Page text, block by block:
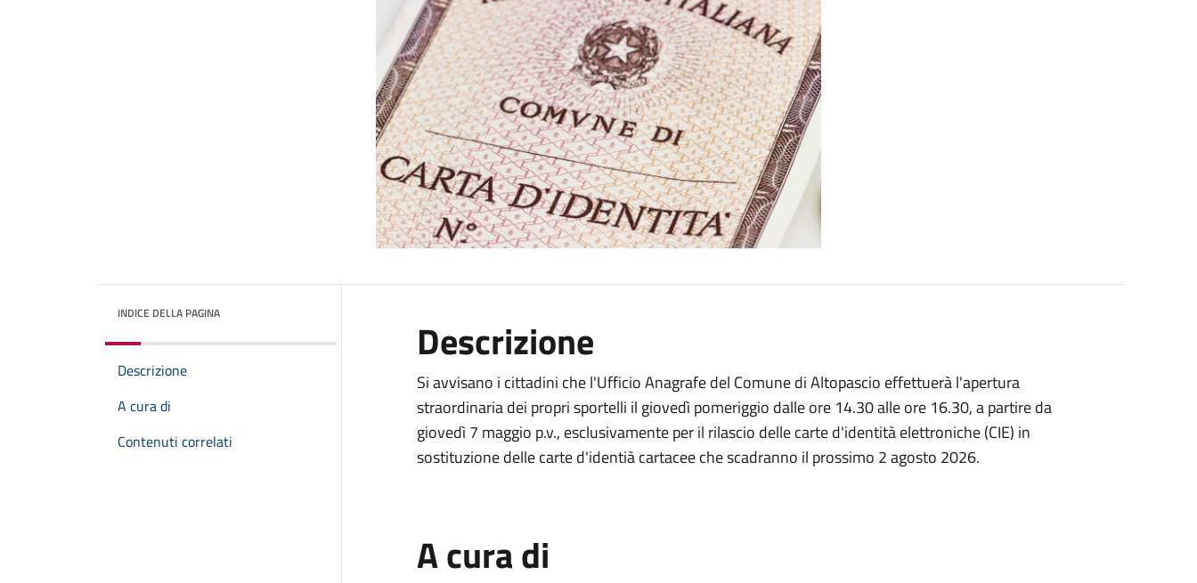
INDICE DELLA PAGINA
Descrizione
A cura di
Contenuti correlati
Descrizione
Si avvisano i cittadini che l'Ufficio Anagrafe del Comune di Altopascio effettuerà l'apertura
straordinaria dei propri sportelli il giovedì pomeriggio dalle ore 14.30 alle ore 16.30, a partire da
giovedì 7 maggio p.v., esclusivamente per il rilascio delle carte d'identità elettroniche (CIE) in
sostituzione delle carte d'identià cartacee che scadranno il prossimo 2 agosto 2026.
A cura di